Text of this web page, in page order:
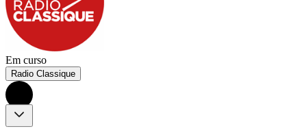
Em curso
Radio Classique